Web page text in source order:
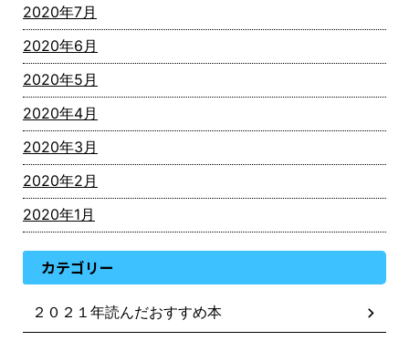
2020年7月
2020年6月
2020年5月
2020年4月
2020年3月
2020年2月
2020年1月
カテゴリー
２０２１年読んだおすすめ本